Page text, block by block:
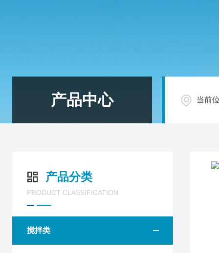
产品中心 当前
产品分类
PRODUCT CLASSIFICATION
搅拌类